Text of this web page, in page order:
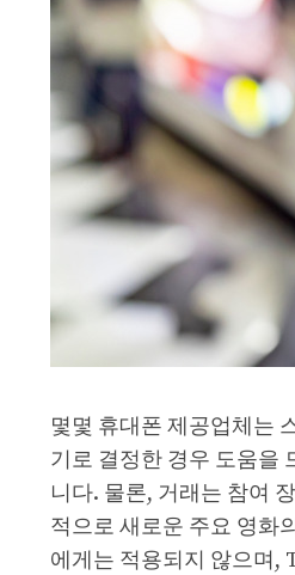
몇몇 휴대폰 제공업체는
기로 결정한 경우 도움을
니다. 물론, 거래는 참여
적으로 새로운 주요 영화
에게는 적용되지 않으며,